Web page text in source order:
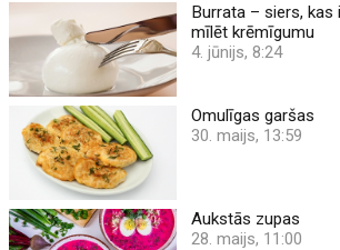
Burrata – siers, kas
mīlēt krēmīgumu
4. jūnijs, 8:24
Omulīgas garšas
30. maijs, 13:59
Aukstās zupas
28. maijs, 11:00